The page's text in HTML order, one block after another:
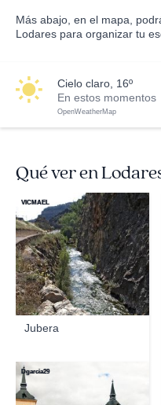
Más abajo, en el mapa,
Lodares para organizar tu
cielo claro, 16º
En estos momentos
OpenWeatherMap
Qué ver en
Jubera
VICMAEL
Dgarcia29